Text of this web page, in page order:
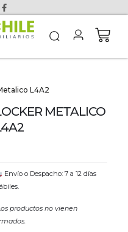
L4A2
METALICO
Envío o Despacho: 7 a 12 días
productos no vienen